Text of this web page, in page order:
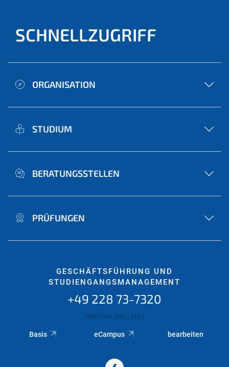
SCHNELLZUGRIFF
ORGANISATION
STUDIUM
BERATUNGSSTELLEN
PRÜFUNGEN
GESCHÄFTSFÜHRUNG UND
STUDIENGANGSMANAGEMENT
+49 228 73-7320
EMPFOHLENE LINKS
Basis eCampus bearbeiten